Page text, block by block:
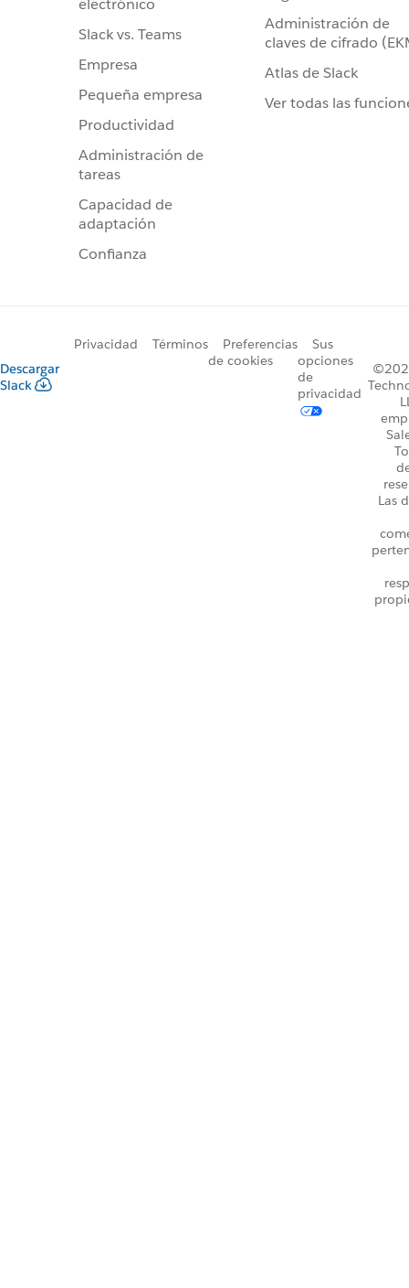
electrónico
Slack vs. Teams
Empresa
Pequeña empresa
Productividad
Administración de
tareas
Capacidad de
adaptación
Confianza
Administración de
claves de cifrado
Atlas de Slack
Ver todas las
Descargar
Slack
Privacidad Términos
Preferencias
de cookies
Sus
opciones
de
privacidad
Las